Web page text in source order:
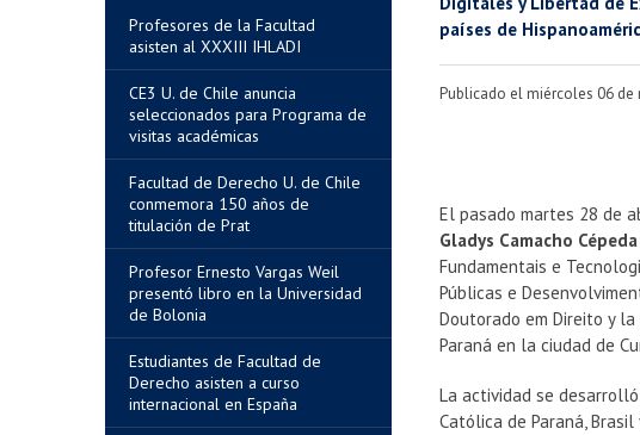
Profesores de la Facultad
asisten al XXXIII IHLADI
CE3 U. de Chile anuncia
seleccionados para Programa de
visitas académicas
Facultad de Derecho U. de Chile
conmemora 150 años de
titulación de Prat
Profesor Ernesto Vargas Weil
presentó libro en la Universidad
de Bolonia
Estudiantes de Facultad de
Derecho asisten a curso
internacional en España
países de
Publicado el miércoles 06 de
El pasado martes 28 de
Gladys Camacho Cépeda
Fundamentais e
Públicas e
Doutorado em Direito y
Paraná en la ciudad de
La actividad se
Católica de Paraná,